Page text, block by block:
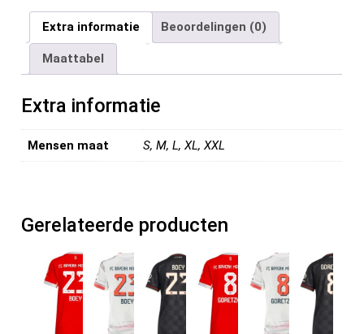
ce
b
o
o
k
tt
er
ail er
es
t
d
di
t
ke
dI
n
e
n
Extra informatie Beoordelingen (0)
Maattabel
Extra informatie
Mensen maat S, M, L, XL, XXL
Gerelateerde producten